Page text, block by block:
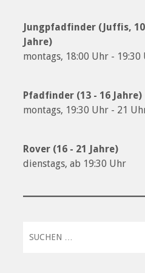
Jungpfadfinder (Juffis,
Jahre)
montags, 18:00 Uhr - 19:30
Pfadfinder (13 - 16 Jahre)
montags, 19:30 Uhr - 21
Rover (16 - 21 Jahre)
dienstags, ab 19:30 Uhr
nach: